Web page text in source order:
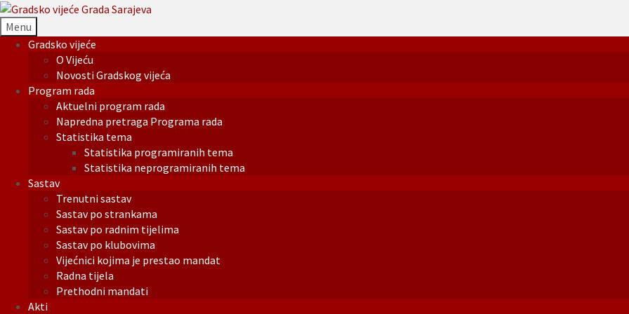
Menu
Gradsko vijeće
O Vijeću
Novosti Gradskog vijeća
Program rada
Aktuelni program rada
Napredna pretraga Programa rada
Statistika tema
Statistika programiranih tema
Statistika neprogramiranih tema
Sastav
Trenutni sastav
Sastav po strankama
Sastav po radnim tijelima
Sastav po klubovima
Vijećnici kojima je prestao mandat
Radna tijela
Prethodni mandati
Akti